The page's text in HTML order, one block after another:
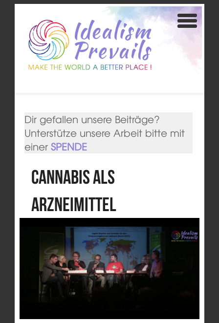
Dir gefallen unsere Beiträge?
Unterstütze unsere Arbeit bitte mit
einer SPENDE
Cannabis als
Arzneimittel